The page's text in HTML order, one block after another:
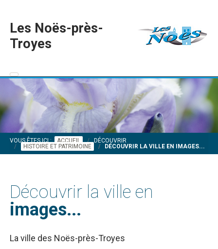
Les Noës-près-
Troyes
VOUS ÊTES ICI : ACCUEIL
DÉCOUVRIR
HISTOIRE ET PATRIMOINE
DÉCOUVRIR LA VILLE EN IMAGES...
Découvrir la ville en
images...
La ville des Noës-près-Troyes